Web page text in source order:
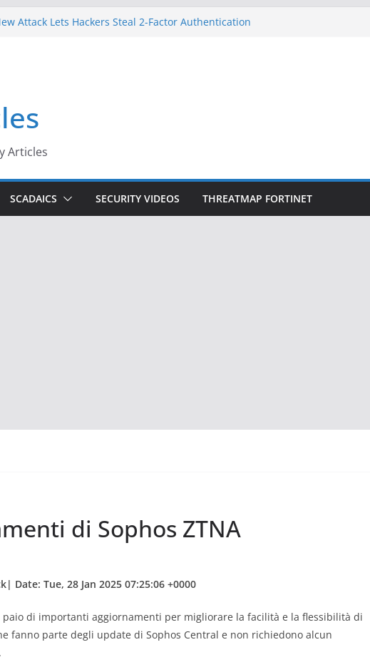
Attack Lets Hackers Steal 2-Factor Authentication
Face Recognition Doesn’t Know Your Face Is a Face
Articles
SCADAICS SECURITY VIDEOS THREATMAP FORTINET
di Sophos ZTNA
Date: Tue, 28 Jan 2025 07:25:06 +0000
paio di importanti aggiornamenti per migliorare la facilità e la flessibilità di
fanno parte degli update di Sophos Central e non richiedono alcun